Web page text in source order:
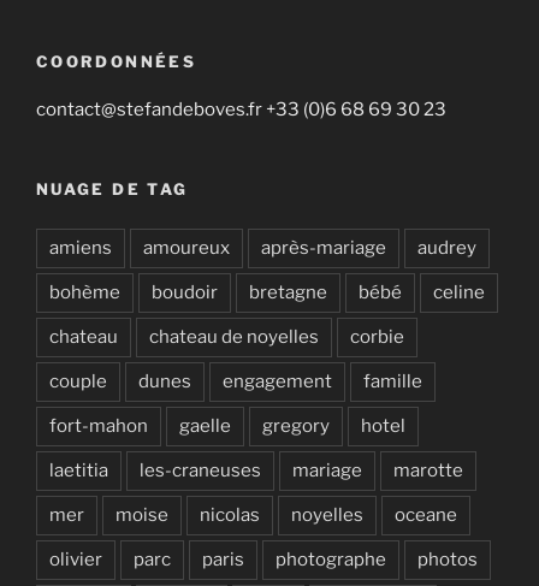
COORDONNÉES
contact@stefandeboves.fr +33 (0)6 68 69 30 23
NUAGE DE TAG
amiens amoureux après-mariage audrey
bohème boudoir bretagne bébé celine
chateau chateau de noyelles corbie
couple dunes engagement famille
fort-mahon gaelle gregory hotel
laetitia les-craneuses mariage marotte
mer moise nicolas noyelles oceane
olivier parc paris photographe photos